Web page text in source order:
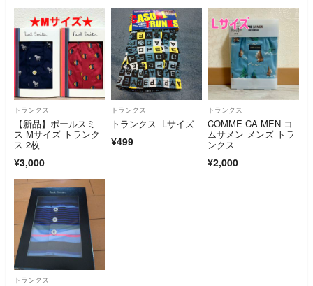
トランクス
【新品】ポールスミ
ス Mサイズ トランク
ス 2枚
¥3,000
トランクス
トランクス Lサイズ
¥499
トランクス
COMME CA MEN コ
ムサメン メンズ トラ
ンクス
¥2,000
トランクス